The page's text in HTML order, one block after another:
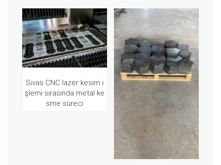
Sivas CNC lazer kesim i
şlemi sırasında metal ke
sme süreci